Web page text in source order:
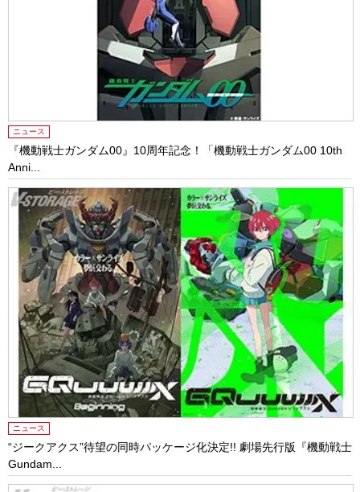
ニュース
『機動戦士ガンダム00』10周年記念！「機動戦士ガンダム00 10th
Anni...
ニュース
“ジークアクス”待望の同時パッケージ化決定!! 劇場先行版『機動戦士
Gundam...